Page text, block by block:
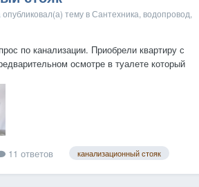
опубликовал(а) тему вСантехника, водопровод,
по канализации. Приобрели квартиру с
осмотре в туалете который
2016 года внутренний водопровод и
проходит на кухне, ознакомившись...
11 ответов канализационный стояк